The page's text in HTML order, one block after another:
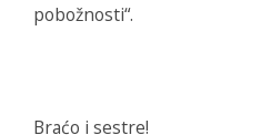
pobožnosti“.
Braćo i sestre!